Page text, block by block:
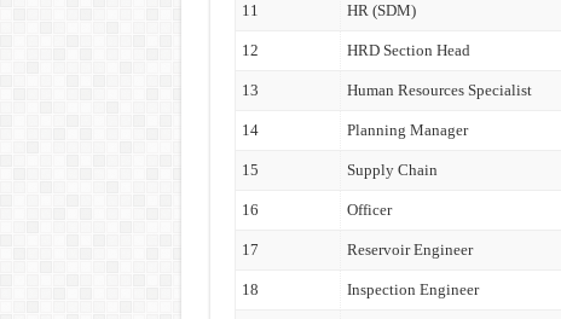
11 HR (SDM)
12 HRD Section Head
13 Human Resources Specialist
14 Planning Manager
15 Supply Chain
16 Officer
17 Reservoir Engineer
18 Inspection Engineer